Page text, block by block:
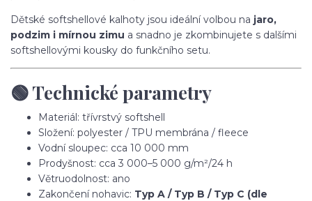
Dětské softshellové kalhoty jsou ideální volbou na jaro,
podzim i mírnou zimu a snadno je zkombinujete s dalšími
softshellovými kousky do funkčního setu.
🟢 Technické parametry
Materiál: třívrstvý softshell
Složení: polyester / TPU membrána / fleece
Vodní sloupec: cca 10 000 mm
Prodyšnost: cca 3 000–5 000 g/m²/24 h
Větruodolnost: ano
Zakončení nohavic: Typ A / Typ B / Typ C (dle